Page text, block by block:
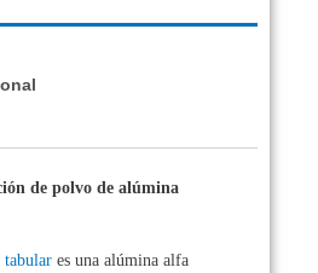
de polvo de alúmina
es una alúmina alfa